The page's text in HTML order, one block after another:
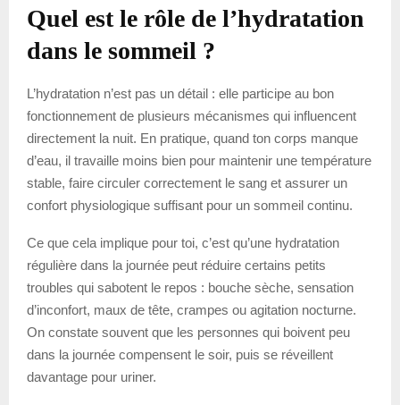
Quel est le rôle de l’hydratation
dans le sommeil ?
L’hydratation n’est pas un détail : elle participe au bon
fonctionnement de plusieurs mécanismes qui influencent
directement la nuit. En pratique, quand ton corps manque
d’eau, il travaille moins bien pour maintenir une température
stable, faire circuler correctement le sang et assurer un
confort physiologique suffisant pour un sommeil continu.
Ce que cela implique pour toi, c’est qu’une hydratation
régulière dans la journée peut réduire certains petits
troubles qui sabotent le repos : bouche sèche, sensation
d’inconfort, maux de tête, crampes ou agitation nocturne.
On constate souvent que les personnes qui boivent peu
dans la journée compensent le soir, puis se réveillent
davantage pour uriner.